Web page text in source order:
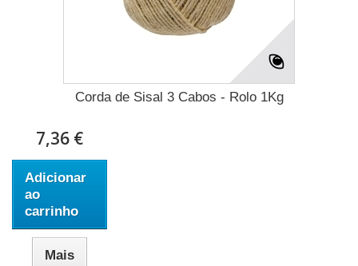
Corda de Sisal 3 Cabos - Rolo 1Kg
7,36 €
Adicionar
ao
carrinho
Mais